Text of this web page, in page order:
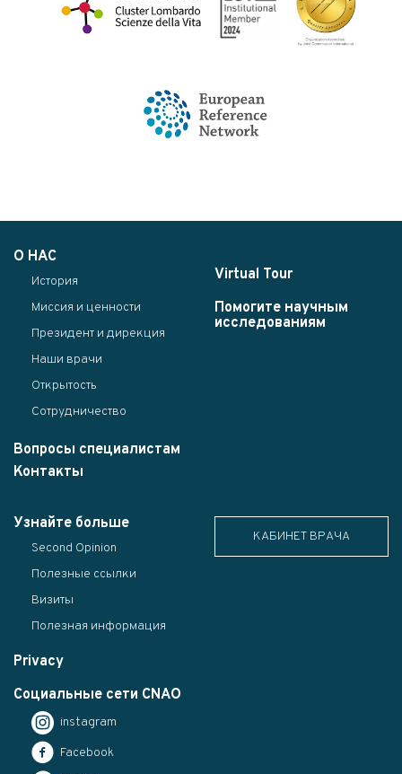
О НАС
История
Миссия и ценности
Президент и дирекция
Наши врачи
Открытость
Сотрудничество
Вопросы специалистам
Контакты
Virtual Tour
Помогите научным
исследованиям
Узнайте больше
Second Opinion
Полезные ссылки
Визиты
Полезная информация
Privacy
Социальные сети CNAO
instagram
Facebook
КАБИНЕТ ВРАЧА